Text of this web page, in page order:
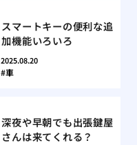
スマートキーの便利な追
加機能いろいろ
2025.08.20
車
深夜や早朝でも出張鍵屋
さんは来てくれる？